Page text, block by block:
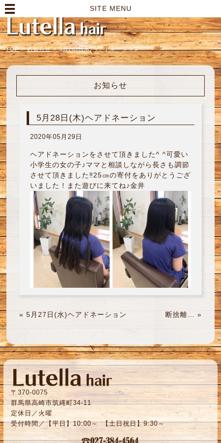
SITE MENU
TOP > お知らせ > 5月28日(木)ヘアドネーション
お知らせ
5月28日(木)ヘアドネーション
2020年05月29日
ヘアドネーションをさせて頂きました^ ^可愛い
小学生の女の子♪ママと相談しながら長さも調節
させて頂きました‼︎25㎝の寄付をありがとうござ
いました！また遊びに来てね♪金井
« 5月27日(水)ヘアドネーション 断捨離… »
〒370-0075
群馬県高崎市筑縄町34-11
定休日／火曜
受付時間／【平日】10:00～ 【土日祝日】9:30～